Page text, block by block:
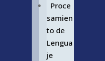
Proce
samien
to de
Lengua
je